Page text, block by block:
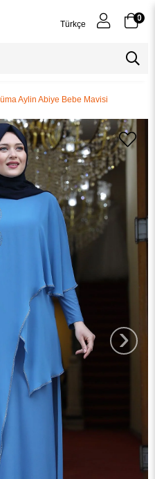
Türkçe
0
Aylin Abiye Bebe Mavisi
›